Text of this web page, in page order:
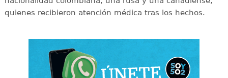
quienes recibieron atención médica tras los hechos.